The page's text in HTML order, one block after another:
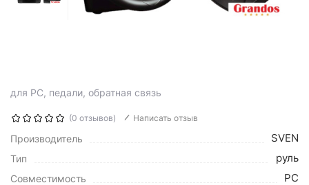
для PC, педали, обратная связь
(0 отзывов) Написать отзыв
Производитель SVEN
Тип руль
Совместимость PC